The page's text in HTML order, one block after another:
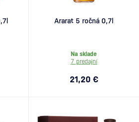
Ararat 5 ročná 0,7l
Na sklade
7 predajní
21,20 €